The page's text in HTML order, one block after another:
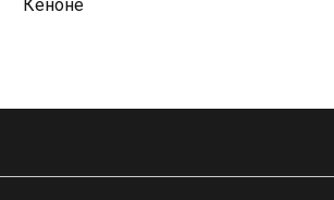
Кеноне